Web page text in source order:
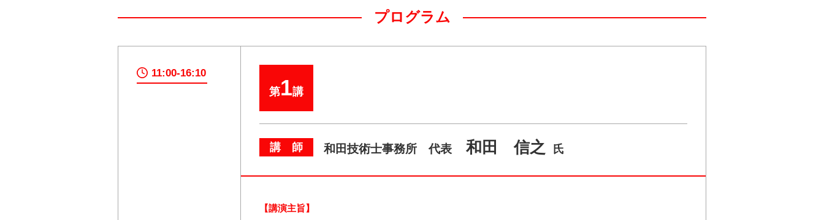
プログラム
11:00-16:10
第1講
講 師 和田技術士事務所 代表 和田 信之 氏
【講演主旨】